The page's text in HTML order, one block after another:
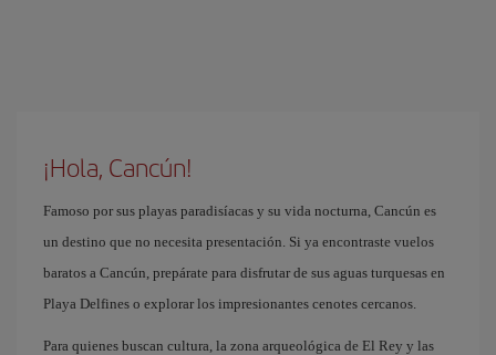
¡Hola, Cancún!
Famoso por sus playas paradisíacas y su vida nocturna, Cancún es
un destino que no necesita presentación. Si ya encontraste vuelos
baratos a Cancún, prepárate para disfrutar de sus aguas turquesas en
Playa Delfines o explorar los impresionantes cenotes cercanos.
Para quienes buscan cultura, la zona arqueológica de El Rey y las